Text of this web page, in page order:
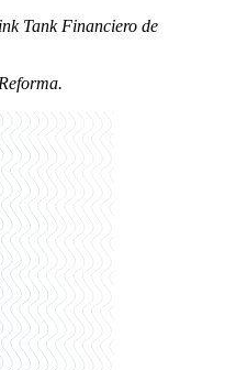
Tank Financiero de